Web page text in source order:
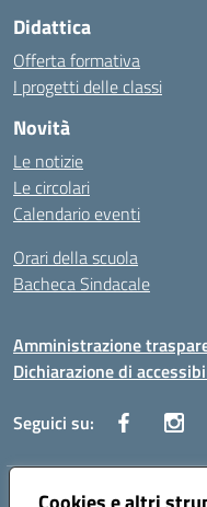
Didattica
Offerta formativa
I progetti delle classi
Novità
Le notizie
Le circolari
Calendario eventi
Orari della scuola
Bacheca Sindacale
Amministrazione
Dichiarazione di
Seguici su:
Indirizzo:Via Vaccari n.5 e